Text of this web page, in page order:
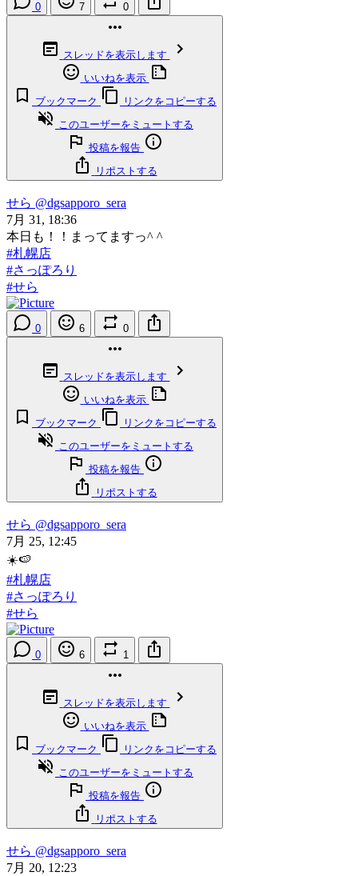
0 7 0
スレッドを表示します
いいねを表示
ブックマーク
リンクをコピーする
このユーザーをミュートする
投稿を報告
リポストする
せら @dgsapporo_sera
7月 31, 18:36
本日も！！まってますっ^ ^
#札幌店
#さっぽろり
#せら
0 6 0
スレッドを表示します
いいねを表示
ブックマーク
リンクをコピーする
このユーザーをミュートする
投稿を報告
リポストする
せら @dgsapporo_sera
7月 25, 12:45
☀️🍉
#札幌店
#さっぽろり
#せら
0 6 1
スレッドを表示します
いいねを表示
ブックマーク
リンクをコピーする
このユーザーをミュートする
投稿を報告
リポストする
せら @dgsapporo_sera
7月 20, 12:23